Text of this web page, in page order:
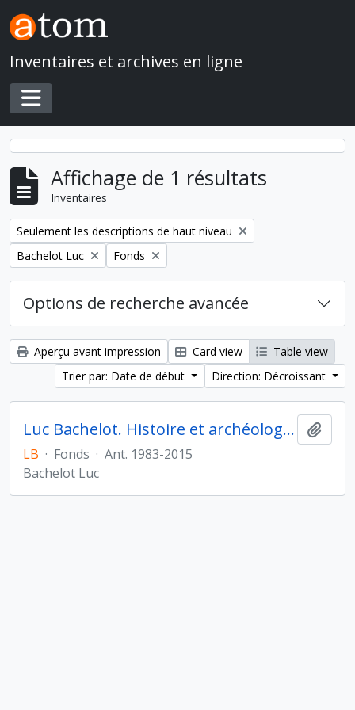
Skip to main content
Inventaires et archives en ligne
Toggle navigation
Affichage de 1 résultats
Inventaires
Remove filter:
Seulement les descriptions de haut niveau
Remove filter:
Bachelot Luc Remove filter:
Fonds
Options de recherche avancée
Aperçu avant impression Card view
Table view
Trier par: Date de début
Direction: Décroissant
Luc Bachelot. Histoire et archéologie de l'Orient cunéiforme
LB · Fonds · Ant. 1983-2015
Bachelot Luc